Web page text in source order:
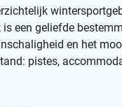
een geliefde
en het
pistes,